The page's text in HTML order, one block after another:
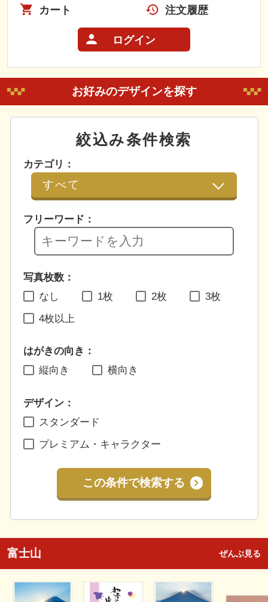
カート 注文履歴
ログイン
お好みのデザインを探す
絞込み条件検索
カテゴリ：
フリーワード：
写真枚数：
なし
1枚 2枚 3枚
4枚以上
はがきの向き：
縦向き
横向き
デザイン：
スタンダード
プレミアム・キャラクター
この条件で検索する
富士山 ぜんぶ見る